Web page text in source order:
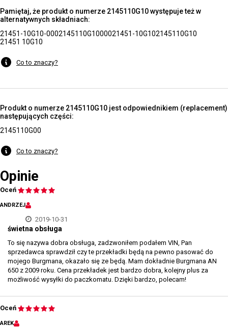
Pamiętaj, że produkt o numerze 2145110G10 występuje też w
alternatywnych składniach:
21451-10G10-0002145110G1000021451-10G102145110G10
21451 10G10
Co to znaczy?
Produkt o numerze 2145110G10 jest odpowiednikiem (replacement)
następujących części:
2145110G00
Co to znaczy?
Opinie
Oceń
ANDRZEJ
2019-10-31
świetna obsługa
To się nazywa dobra obsługa, zadzwoniłem podałem VIN, Pan
sprzedawca sprawdził czy te przekładki będą na pewno pasować do
mojego Burgmana, okazało się ze będą. Mam dokładnie Burgmana AN
650 z 2009 roku. Cena przekładek jest bardzo dobra, kolejny plus za
możliwość wysyłki do paczkomatu. Dzięki bardzo, polecam!
Oceń
AREK